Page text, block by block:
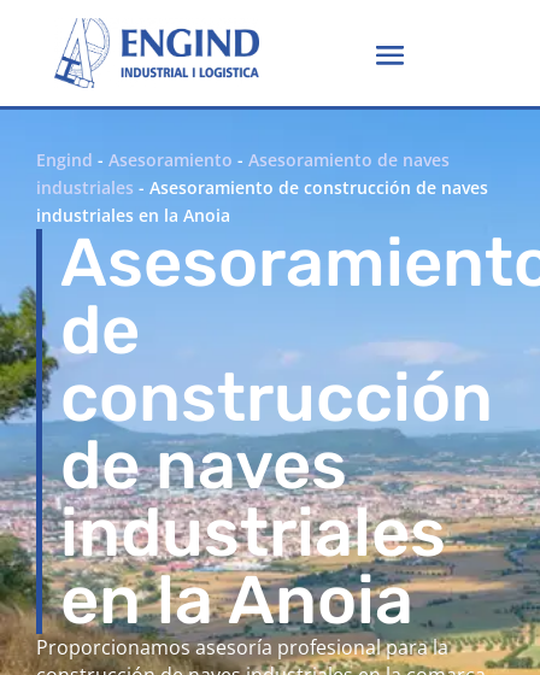
Engind - Asesoramiento - Asesoramiento de naves
industriales - Asesoramiento de construcción de naves
industriales en la Anoia
de
construcción
de naves
industriales
en la Anoia
Proporcionamos asesoría profesional para la